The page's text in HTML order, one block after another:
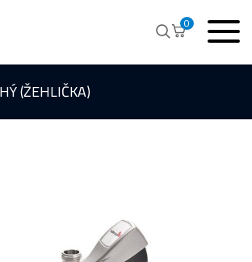
0
(ŽEHLIČKA)